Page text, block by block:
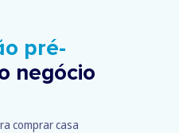
pré-
negócio
comprar casa